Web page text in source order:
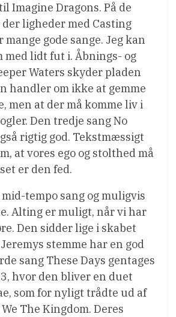
Imagine Dragons. På de
ligheder med Casting
mange gode sange. Jeg kan
med lidt fut i. Åbnings- og
Waters skyder pladen
handler om ikke at gemme
men at der må komme liv i
Den tredje sang No
rigtig god. Tekstmæssigt
at vores ego og stolthed må
er den fed.
tempo sang og muligvis
Alting er muligt, når vi har
Den sidder lige i skabet
stemme har en god
sang These Days gentages
hvor den bliver en duet
som for nyligt trådte ud af
The Kingdom. Deres